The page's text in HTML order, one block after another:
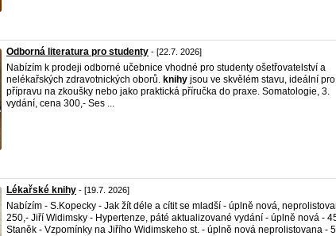
Odborná literatura pro studenty - [22.7. 2026]
Nabízím k prodeji odborné učebnice vhodné pro studenty ošetřovatelství a
nelékařských zdravotnických oborů. knihy jsou ve skvělém stavu, ideální pro
přípravu na zkoušky nebo jako praktická příručka do praxe. Somatologie, 3.
vydání, cena 300,- Ses ...
Lékařské knihy - [19.7. 2026]
Nabízím - S.Kopecky - Jak žít déle a cítit se mladší - úplně nová,
250,- Jiří Widimsky - Hypertenze, páté aktualizované vydání - úplně nová -
Staněk - Vzpomínky na Jiřího Widimskeho st. - úplně nová neprolistovana -